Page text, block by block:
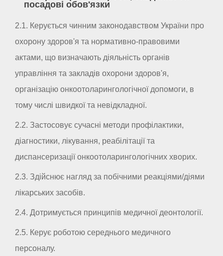
посадові обов'язки
2.1. Керується чинним законодавством України про
охорону здоров'я та нормативно-правовими
актами, що визначають діяльність органів
управління та закладів охорони здоров'я,
організацію онкоотоларингологічної допомоги, в
тому числі швидкої та невідкладної.
2.2. Застосовує сучасні методи профілактики,
діагностики, лікування, реабілітації та
диспансеризації онкоотоларингологічних хворих.
2.3. Здійснює нагляд за побічними реакціями/діями
лікарських засобів.
2.4. Дотримується принципів медичної деонтології.
2.5. Керує роботою середнього медичного
персоналу.